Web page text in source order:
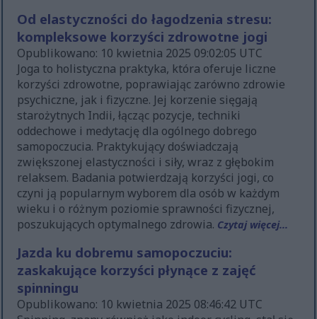
Od elastyczności do łagodzenia stresu:
kompleksowe korzyści zdrowotne jogi
Opublikowano: 10 kwietnia 2025 09:02:05 UTC
Joga to holistyczna praktyka, która oferuje liczne
korzyści zdrowotne, poprawiając zarówno zdrowie
psychiczne, jak i fizyczne. Jej korzenie sięgają
starożytnych Indii, łącząc pozycje, techniki
oddechowe i medytację dla ogólnego dobrego
samopoczucia. Praktykujący doświadczają
zwiększonej elastyczności i siły, wraz z głębokim
relaksem. Badania potwierdzają korzyści jogi, co
czyni ją popularnym wyborem dla osób w każdym
wieku i o różnym poziomie sprawności fizycznej,
poszukujących optymalnego zdrowia. Czytaj więcej...
Jazda ku dobremu samopoczuciu:
zaskakujące korzyści płynące z zajęć
spinningu
Opublikowano: 10 kwietnia 2025 08:46:42 UTC